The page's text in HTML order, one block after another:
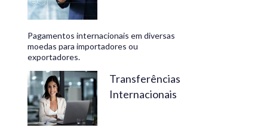
Bank,
negócios
rentáveis
Pagamentos internacionais em diversas
moedas para importadores ou
exportadores.
Transferências
Internacionais